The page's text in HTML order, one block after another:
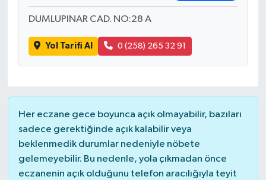
DUMLUPINAR CAD. NO:28 A
Yol Tarifi Al 0 (258) 265 32 91
Her eczane gece boyunca açık olmayabilir, bazıları
sadece gerektiğinde açık kalabilir veya
beklenmedik durumlar nedeniyle nöbete
gelemeyebilir. Bu nedenle, yola çıkmadan önce
eczanenin açık olduğunu telefon aracılığıyla teyit